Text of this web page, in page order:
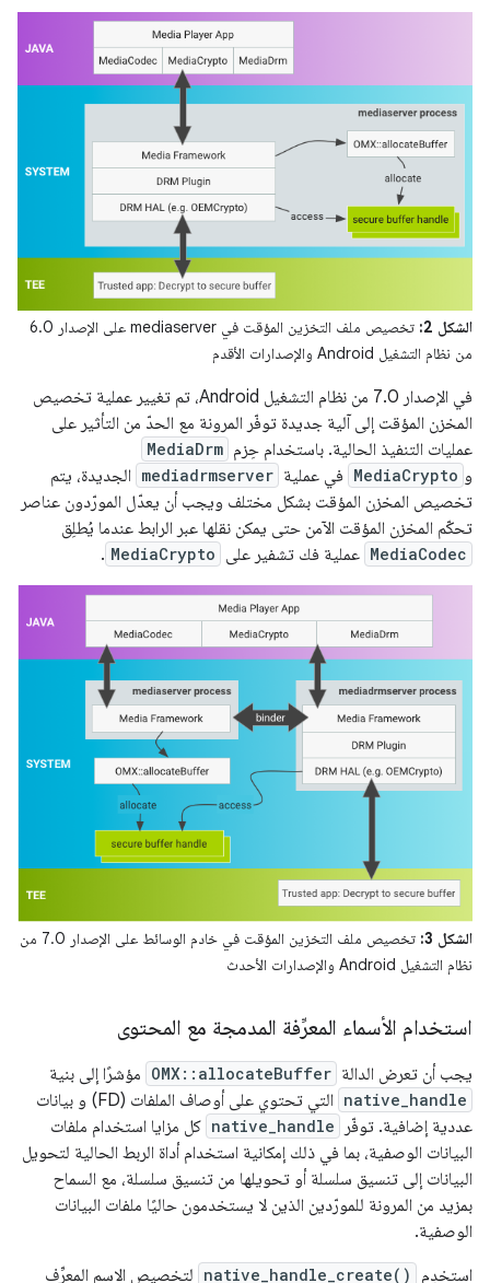
الشكل 2:
تخصيص ملف التخزين المؤقت في mediaserver على الإصدار 6.0
من نظام التشغيل Android والإصدارات الأقدم
في الإصدار 7.0 من نظام التشغيل Android، تم تغيير عملية تخصيص
المخزن المؤقت إلى آلية جديدة توفّر المرونة مع الحدّ من التأثير على
عمليات التنفيذ الحالية. باستخدام حِزم MediaDrm
و MediaCrypto في عملية mediadrmserver الجديدة، يتم
تخصيص المخزن المؤقت بشكل مختلف ويجب أن يعدّل المورّدون عناصر
تحكّم المخزن المؤقت الآمن حتى يمكن نقلها عبر الرابط عندما يُطلِق
MediaCodec عملية فك تشفير على MediaCrypto
.
الشكل 3:
تخصيص ملف التخزين المؤقت في خادم الوسائط على الإصدار 7.0 من
نظام التشغيل Android والإصدارات الأحدث
استخدام الأسماء المعرِّفة المدمجة مع المحتوى
يجب أن تعرض الدالة OMX::allocateBuffer مؤشرًا إلى بنية
native_handle
التي تحتوي على أوصاف الملفات (FD) و بيانات
عددية إضافية. توفّر
native_handle كل مزايا استخدام ملفات
البيانات الوصفية، بما في ذلك إمكانية استخدام أداة الربط الحالية لتحويل
البيانات إلى تنسيق سلسلة أو تحويلها من تنسيق سلسلة، مع السماح
بمزيد من المرونة للمورّدين الذين لا يستخدمون حاليًا ملفات البيانات
الوصفية.
استخدِم
native_handle_create() لتخصيص الاسم المعرِّف